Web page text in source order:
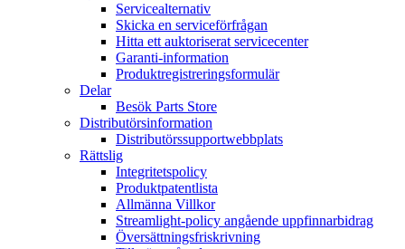
Servicealternativ
Skicka en serviceförfrågan
Hitta ett auktoriserat servicecenter
Garanti-information
Produktregistreringsformulär
Delar
Besök Parts Store
Distributörsinformation
Distributörssupportwebbplats
Rättslig
Integritetspolicy
Produktpatentlista
Allmänna Villkor
Streamlight-policy angående uppfinnarbidrag
Översättningsfriskrivning